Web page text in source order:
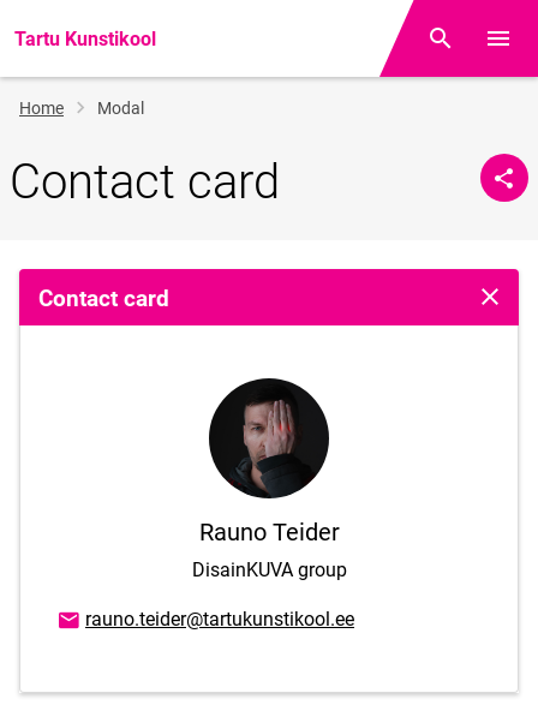
Tartu Kunstikool Otsing
Breadcrumb
Home Modal
Contact card
Contact card Close
Rauno Teider
DisainKUVA group
Email address
rauno.teider@tartukunstikool.ee